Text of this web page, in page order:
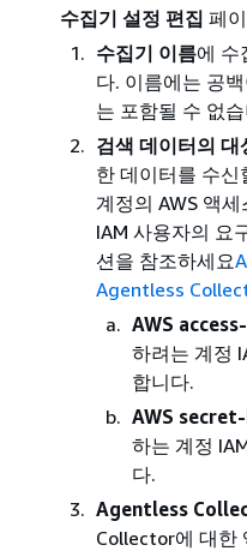
수집기 설정 편집 페
수집기 이름에 수
다. 이름에는 공
는 포함될 수 없
검색 데이터의 대
한 데이터를 수신
계정의 AWS 액
IAM 사용자의 요
션을 참조하세요
Agentless
AWS
하려는 계정
합니다.
AWS
하는 계정
다.
Agentless
Collector에 대한